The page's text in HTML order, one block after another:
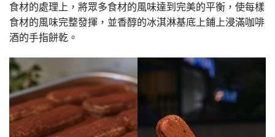
食材的處理上，將眾多食材的風味達到完美的平衡，使每樣
食材的風味完整發揮，並香醇的冰淇淋基底上鋪上浸滿咖啡
酒的手指餅乾。